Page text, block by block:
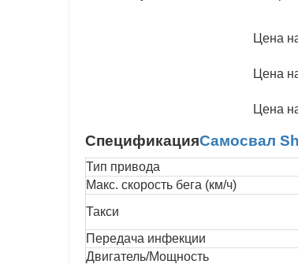
Цена
Цена
Цена
СпецификацияСамосвал
Тип привода
Макс. скорость бега (км/ч)
Такси
Передача инфекции
Двигатель/Мощность